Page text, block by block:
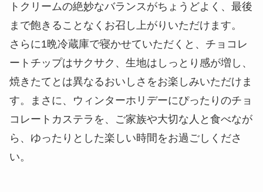
トクリームの絶妙なバランスがちょうどよく、最後
まで飽きることなくお召し上がりいただけます。
さらに1晩冷蔵庫で寝かせていただくと、チョコレ
ートチップはサクサク、生地はしっとり感が増し、
焼きたてとは異なるおいしさをお楽しみいただけま
す。まさに、ウィンターホリデーにぴったりのチョ
コレートカステラを、ご家族や大切な人と食べなが
ら、ゆったりとした楽しい時間をお過ごしくださ
い。